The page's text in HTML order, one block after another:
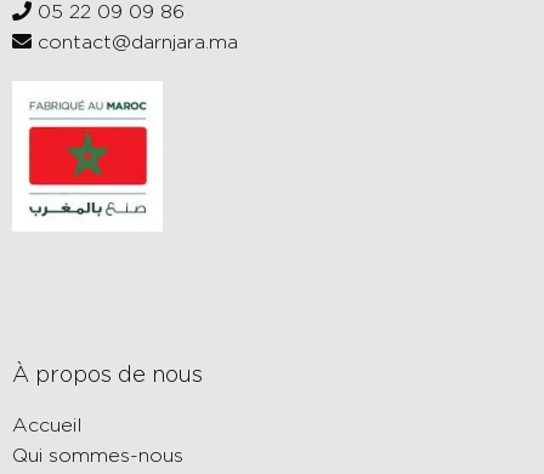
05 22 09 09 86
contact@darnjara.ma
À propos de nous
Accueil
Qui sommes-nous